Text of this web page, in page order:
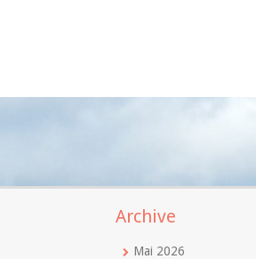
Archive
Mai 2026